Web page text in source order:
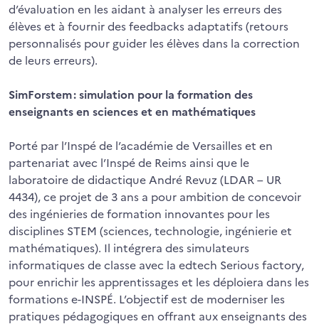
d’évaluation en les aidant à analyser les erreurs des
élèves et à fournir des feedbacks adaptatifs (retours
personnalisés pour guider les élèves dans la correction
de leurs erreurs).
SimForstem : simulation pour la formation des
enseignants en sciences et en mathématiques
Porté par l’Inspé de l’académie de Versailles et en
partenariat avec l’Inspé de Reims ainsi que le
laboratoire de didactique André Revuz (LDAR – UR
4434), ce projet de 3 ans a pour ambition de concevoir
des ingénieries de formation innovantes pour les
disciplines STEM (sciences, technologie, ingénierie et
mathématiques). Il intégrera des simulateurs
informatiques de classe avec la edtech Serious factory,
pour enrichir les apprentissages et les déploiera dans les
formations e-INSPÉ. L’objectif est de moderniser les
pratiques pédagogiques en offrant aux enseignants des